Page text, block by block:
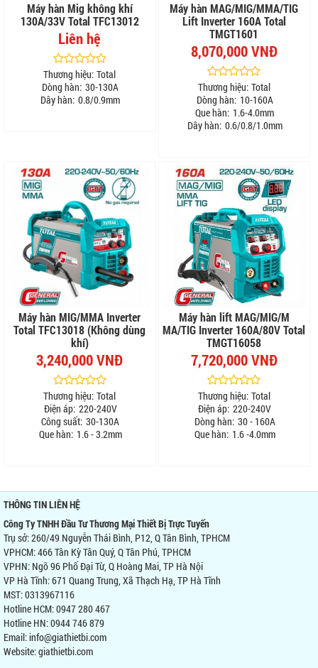
Máy hàn Mig không khí
130A/33V Total TFC13012
Liên hệ
Thương hiệu: Total
Dòng hàn: 30-130A
Dây hàn: 0.8/0.9mm
Máy hàn MAG/MIG/MMA/TIG
Lift Inverter 160A Total
TMGT1601
8,070,000 VNĐ
Thương hiệu: Total
Dòng hàn: 10-160A
Que hàn: 1.6-4.0mm
Dây hàn: 0.6/0.8/1.0mm
Máy hàn MIG/MMA Inverter
Total TFC13018 (Không dùng
khí)
3,240,000 VNĐ
Thương hiệu: Total
Điện áp: 220-240V
Công suất: 30-130A
Que hàn: 1.6 - 3.2mm
Máy hàn lift MAG/MIG/M
MA/TIG Inverter 160A/80V Total
TMGT16058
7,720,000 VNĐ
Thương hiệu: Total
Điện áp: 220-240V
Dòng hàn: 30 - 160A
Que hàn: 1.6 -4.0mm
THÔNG TIN LIÊN HỆ
Công Ty TNHH Đầu Tư Thương Mại Thiết Bị Trực Tuyến
Trụ sở: 260/49 Nguyễn Thái Bình, P12, Q Tân Bình, TPHCM
VPHCM: 466 Tân Kỳ Tân Quý, Q Tân Phú, TPHCM
VPHN: Ngõ 96 Phố Đại Từ, Q Hoàng Mai, TP Hà Nội
VP Hà Tĩnh: 671 Quang Trung, Xã Thạch Hạ, TP Hà Tĩnh
MST: 0313967116
Hotline HCM: 0947 280 467
Hotline HN: 0944 746 879
Email: info@giathietbi.com
Website:giathietbi.com